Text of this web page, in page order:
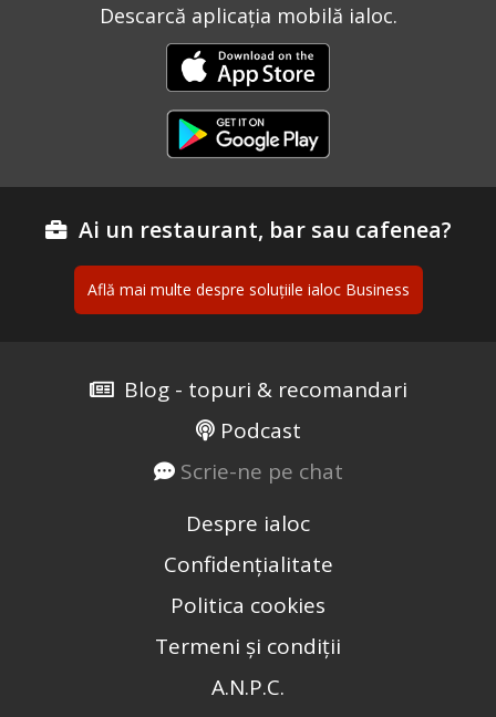
Descarcă aplicația mobilă ialoc.
Ai un restaurant, bar sau cafenea?
Află mai multe despre soluțiile ialoc Business
Blog - topuri & recomandari
Podcast
Scrie-ne pe chat
Despre ialoc
Confidențialitate
Politica cookies
Termeni și condiții
A.N.P.C.